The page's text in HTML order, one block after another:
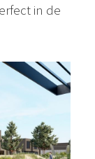
in de